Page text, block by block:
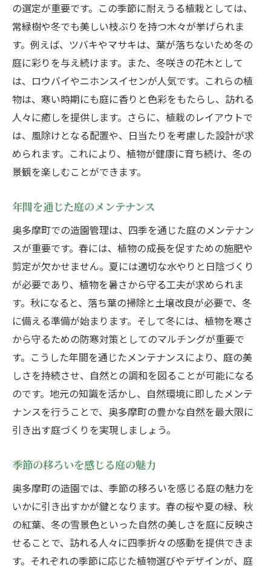
の選定が重要です。この季節に耐えうる植栽としては、
常緑樹や冬でも美しい枝ぶりを持つ木々が挙げられま
す。例えば、ツバキやマサキは、葉が落ちないため冬の
庭に彩りを与え続けます。また、冬咲きの花木として
は、ロウバイやニホンスイセンが人気です。これらの植
物は、寒い時期にも庭に香りと色彩をもたらし、訪れる
人々に癒しを提供します。さらに、植栽のレイアウトで
は、風除けとなる配置や、日当たりを考慮した設計が求
められます。これにより、植物が健康に育ち続け、冬の
景観を楽しむことができます。
年間を通じた庭のメンテナンス
奥多摩町での造園管理は、四季を通じた庭のメンテナン
スが重要です。春には、植物の成長を促すための施肥や
剪定が欠かせません。夏には適切な水やりと日陰づくり
が必要であり、植物を暑さから守る工夫が求められま
す。秋になると、落ち葉の掃除と土壌改良が必要で、冬
に備える準備が始まります。そして冬には、植物を寒さ
から守るための防寒対策としてのマルチングが重要で
す。こうした年間を通じたメンテナンスにより、庭の美
しさを持続させ、自然との調和を図ることが可能になる
のです。地元の知識を活かし、自然環境に即したメンテ
ナンスを行うことで、奥多摩町の豊かな自然を最大限に
引き出す庭づくりを実現しましょう。
季節の移ろいを感じる庭の魅力
奥多摩町の造園では、季節の移ろいを感じる庭の魅力を
いかに引き出すかが鍵となります。春の桜や夏の緑、秋
の紅葉、冬の雪景色といった自然の美しさを庭に反映さ
せることで、訪れる人々に四季折々の感動を提供できま
す。それぞれの季節に応じた植物選びやデザインが、庭